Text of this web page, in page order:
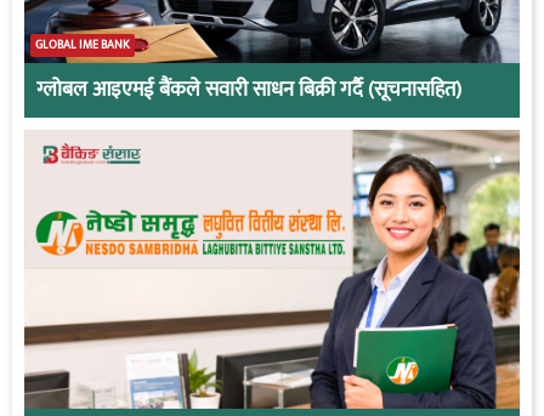
GLOBAL IME BANK
ग्लोबल आइएमई बैंकले सवारी साधन बिक्री गर्दै (सूचनासहित)